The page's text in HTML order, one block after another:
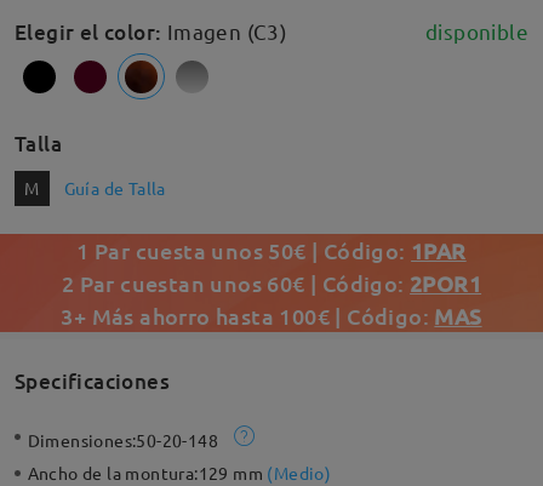
Elegir el color: Imagen (C3) disponible
Talla
M Guía de Talla
1 Par cuesta unos 50€ | Código: 1PAR
2 Par cuestan unos 60€ | Código: 2POR1
3+ Más ahorro hasta 100€ | Código: MAS
Specificaciones
Dimensiones:50-20-148
Ancho de la montura:129 mm (Medio)